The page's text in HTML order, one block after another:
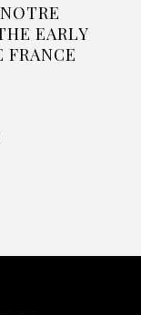
EARLY
FRANCE